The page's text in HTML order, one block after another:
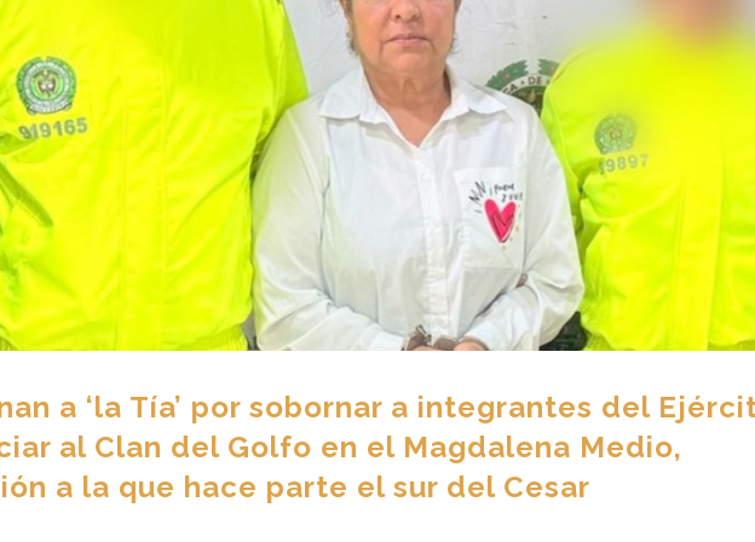
a ‘la Tía’ por sobornar a integrantes del
al Clan del Golfo en el Magdalena Medio,
a la que hace parte el sur del Cesar